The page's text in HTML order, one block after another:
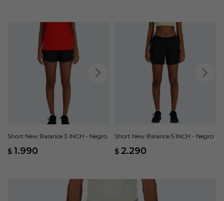
Short New Balance 3 INCH - Negro
$ 1.990
Short New Balance 5 INCH - Negro
$ 2.290